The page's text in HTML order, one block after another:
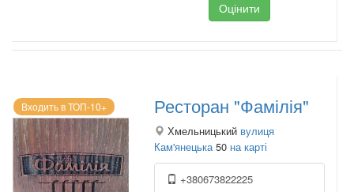
Оцінити
Входить в ТОП-10+ Ресторан "Фамілія"
Хмельницький вулиця
Кам'янецька 50 на карті
+380673822225